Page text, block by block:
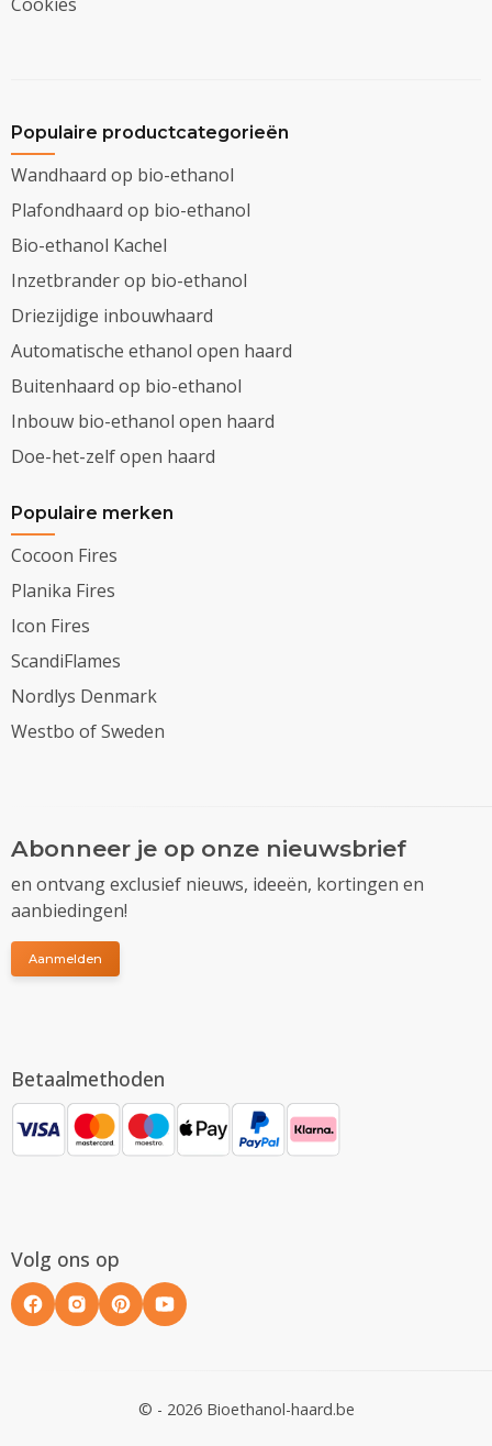
Populaire productcategorieën
Wandhaard op bio-ethanol
Plafondhaard op bio-ethanol
Bio-ethanol Kachel
Inzetbrander op bio-ethanol
Driezijdige inbouwhaard
Automatische ethanol open haard
Buitenhaard op bio-ethanol
Inbouw bio-ethanol open haard
Doe-het-zelf open haard
Populaire merken
Cocoon Fires
Planika Fires
Icon Fires
ScandiFlames
Nordlys Denmark
Westbo of Sweden
Abonneer je op onze nieuwsbrief
en ontvang exclusief nieuws, ideeën, kortingen en
aanbiedingen!
Aanmelden
Betaalmethoden
Volg ons op
© - 2026 Bioethanol-haard.be